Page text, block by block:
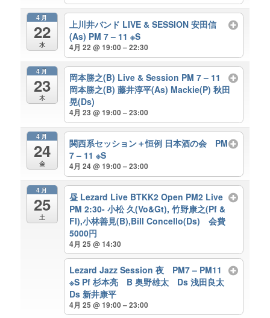
4月
22
水
上川井バンド LIVE & SESSION 安田信
(As) PM 7 – 11 ※S
4月 22 @ 19:00 – 22:30
4月
23
木
岡本勝之(B) Live & Session PM 7 – 11
岡本勝之(B) 藤井淳平(As) Mackie(P) 秋田
晃(Ds)
4月 23 @ 19:00 – 23:00
4月
24
金
関西系セッション＋恒例 日本酒の会 PM
7 – 11 ※S
4月 24 @ 19:00 – 23:00
4月
25
土
昼 Lezard Live BTKK2 Open PM2 Live
PM 2:30- 小松 久(Vo&Gt), 竹野康之(Pf &
Fl),小林善見(B),Bill Concello(Ds) 会費
5000円
4月 25 @ 14:30
Lezard Jazz Session 夜 PM7 – PM11
※S Pf 杉本亮 B 奥野雄太 Ds 浅田良太
Ds 新井康平
4月 25 @ 19:00 – 23:00